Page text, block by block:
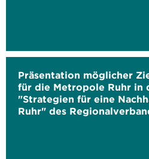
Präsentation möglicher
für die Metropole Ruhr in
"Strategien für eine
Ruhr" des